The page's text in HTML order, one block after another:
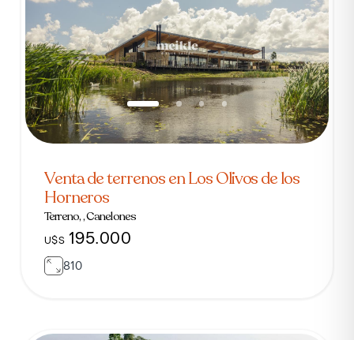
Venta de terrenos en Los Olivos de los
Horneros
Terreno, , Canelones
U$S 195.000
810